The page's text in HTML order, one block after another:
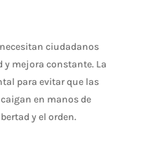
ciudadanos
mejora constante. La
para evitar que las
en manos de
y el orden.